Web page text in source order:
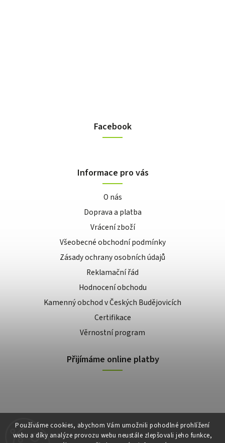
Používáme cookies, abychom Vám umožnili pohodlné prohlížení
webu a díky analýze provozu webu neustále zlepšovali jeho funkce,
Facebook
Informace pro vás
O nás
Doprava a platba
Vrácení zboží
Všeobecné obchodní podmínky
Zásady ochrany osobních údajů
Reklamační řád
Hodnocení obchodu
Kamenný obchod v Českých Budějovicích
Certifikace
Věrnostní program
Přijímáme online platby